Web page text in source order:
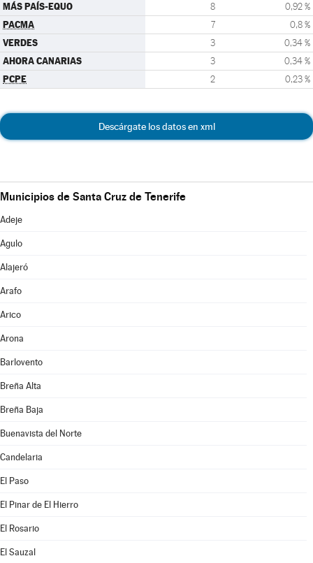
MÁS PAÍS-EQUO 8 0,92 %
PACMA 7 0,8 %
VERDES 3 0,34 %
AHORA CANARIAS 3 0,34 %
PCPE 2 0,23 %
Descárgate los datos en xml
Municipios de Santa Cruz de Tenerife
Adeje
Agulo
Alajeró
Arafo
Arico
Arona
Barlovento
Breña Alta
Breña Baja
Buenavista del Norte
Candelaria
El Paso
El Pinar de El Hierro
El Rosario
El Sauzal